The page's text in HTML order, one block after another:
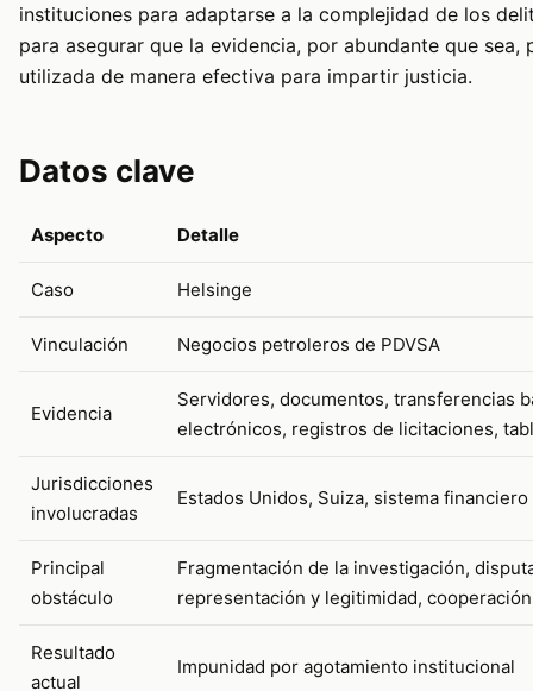
instituciones para adaptarse a la complejidad de los
para asegurar que la evidencia, por abundante que sea,
utilizada de manera efectiva para impartir justicia.
Datos clave
Aspecto Detalle
Caso Helsinge
Vinculación Negocios petroleros de PDVSA
Evidencia
Servidores, documentos, transferencias
electrónicos, registros de licitaciones,
Jurisdicciones
involucradas
Estados Unidos, Suiza, sistema
Principal
obstáculo
Fragmentación de la investigación,
representación y legitimidad,
Resultado
actual
Impunidad por agotamiento institucional